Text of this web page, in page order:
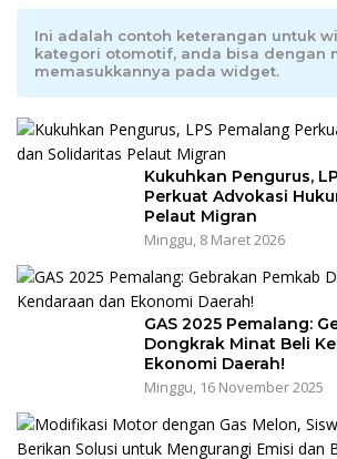
Ini adalah contoh keterangan untuk
kategori otomotif, anda bisa dengan
memasukkannya pada widget.
Kukuhkan Pengurus,
Perkuat Advokasi
Pelaut Migran
Minggu, 8 Maret 2026
GAS 2025 Pemalang:
Dongkrak Minat Beli
Ekonomi Daerah!
Minggu, 16 November 2025